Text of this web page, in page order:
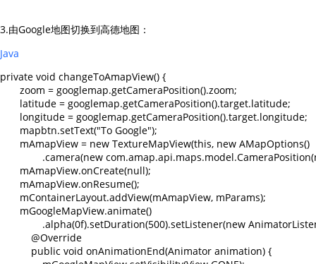
3.由Google地图切换到高德地图：
Java
private void changeToAmapView() {
       zoom = googlemap.getCameraPosition().zoom;
       latitude = googlemap.getCameraPosition().target.latitude;
       longitude = googlemap.getCameraPosition().target.longitude;
       mapbtn.setText("To Google");
       mAmapView = new TextureMapView(this, new AMapOptions()
.camera(new
       mAmapView.onCreate(null);
       mAmapView.onResume();
       mContainerLayout.addView(mAmapView, mParams);
       mGoogleMapView.animate()
.alpha(0f).setDuration(500).setListener(new
           @Override
           public void onAnimationEnd(Animator animation) {